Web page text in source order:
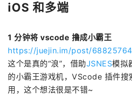
iOS 和多端
1 分钟将 vscode 撸成小霸王
https://juejin.im/post/
这个是真的“浪”，借助JSNES模拟
的小霸王游戏机，VScode 插件搜
用，这个想法很是不错~